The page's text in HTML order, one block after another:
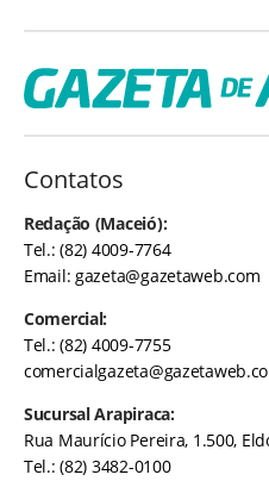
Contatos
Redação (Maceió):
Tel.: (82) 4009-7764
Email:gazeta@gazetaweb.com
Comercial:
Tel.: (82) 4009-7755
Sucursal Arapiraca:
Rua Maurício Pereira, 1.500,
Tel.: (82) 3482-0100